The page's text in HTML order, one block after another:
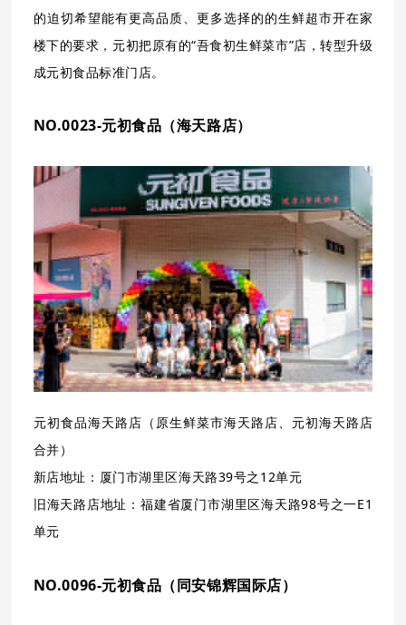
的迫切希望能有更高品质、更多选择的的生鲜超市开在家
楼下的要求，元初把原有的“吾食初生鲜菜市”店，转型升级
成元初食品标准门店。
NO.0023-元初食品（海天路店）
元初食品海天路店（原生鲜菜市海天路店、元初海天路店
合并）
新店地址： 厦门市湖里区海天路39号之12单元
旧海天路店地址：福建省厦门市湖里区海天路98号之一E1
单元
NO.0096-元初食品（同安锦辉国际店）